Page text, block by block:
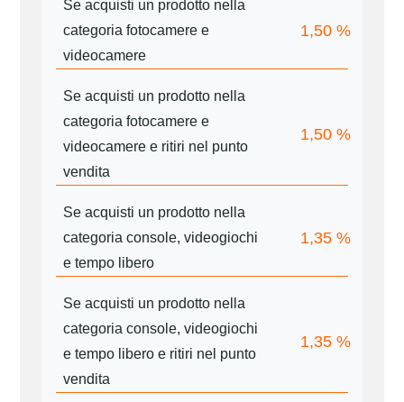
Se acquisti un prodotto nella
categoria fotocamere e
videocamere
1,50 %
Se acquisti un prodotto nella
categoria fotocamere e
videocamere e ritiri nel punto
vendita
1,50 %
Se acquisti un prodotto nella
categoria console, videogiochi
e tempo libero
1,35 %
Se acquisti un prodotto nella
categoria console, videogiochi
e tempo libero e ritiri nel punto
vendita
1,35 %